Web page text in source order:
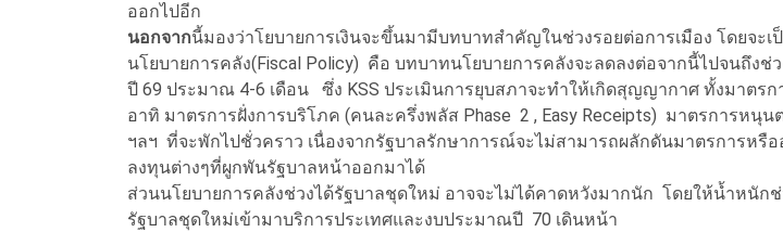
ออกไปอีก
นอกจากนี้มองว่าโยบายการเงินจะขึ้นมามีบทบาทสำคัญในช่วงรอยต่อการเมือง โดยจะเ
นโยบายการคลัง(Fiscal Policy) คือ บทบาทนโยบายการคลังจะลดลงต่อจากนี้ไปจนถึงช่ว
ปี 69 ประมาณ 4-6 เดือน ซึ่ง KSS ประเมินการยุบสภาจะทำให้เกิดสุญญากาศ ทั้งมาตรก
อาทิ มาตรการฝั่งการบริโภค (คนละครึ่งพลัส Phase 2 , Easy Receipts) มาตรการหนุ
ฯลฯ ที่จะพักไปชั่วคราว เนื่องจากรัฐบาลรักษาการณ์จะไม่สามารถผลักดันมาตรการหรื
ลงทุนต่างๆที่ผูกพันรัฐบาลหน้าออกมาได้
ส่วนนโยบายการคลังช่วงได้รัฐบาลชุดใหม่ อาจจะไม่ได้คาดหวังมากนัก โดยให้น้ำหนักช่
รัฐบาลชุดใหม่เข้ามาบริการประเทศและงบประมาณปี 70 เดินหน้า